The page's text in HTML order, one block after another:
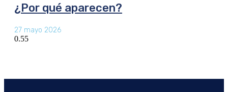
¿Por qué aparecen?
27 mayo 2026